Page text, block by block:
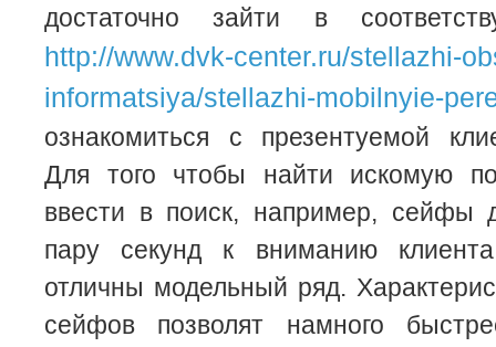
достаточно зайти в
http://www.dvk-center.ru/stellazhi-
informatsiya/stellazhi-mobilnyie-
ознакомиться с презентуемой
Для того чтобы найти искомую
ввести в поиск, например, сейфы
пару секунд к вниманию
отличны модельный ряд.
сейфов позволят намного